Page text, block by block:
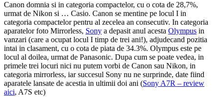
Canon domnia si in categoria compactelor, cu o cota de 28,7%,
urmat de Nikon si … Casio. Canon se mentine pe locul I in
categoria compactelor pentru al zecelea an consecutiv. In categoria
aparatelor foto Mirrorless, Sony a depasit anul acesta Olympus in
vanzari (care a ocupat locul I timp de trei ani!), adjudecand pozitia
intai in clasament, cu o cota de piata de 34.3%. Olympus este pe
locul al doilea, urmat de Panasonic. Dupa cum se poate vedea, in
primele trei locuri nici nu putem vorbi de Canon sau Nikon, in
categoria mirrorless, iar succesul Sony nu ne surprinde, date fiind
aparatele lansate de acestia in ultimii doi ani (Sony A7R – review
aici, A7S etc)